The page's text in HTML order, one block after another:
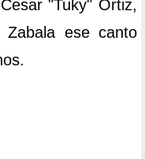
"Tuky" Ortiz,
Zabala ese canto